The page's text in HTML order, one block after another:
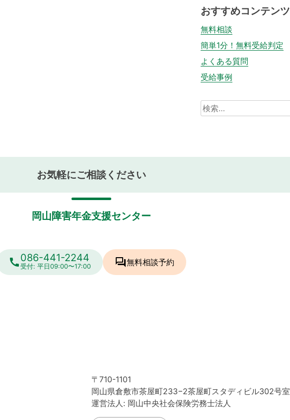
おすすめコンテンツ
無料相談
簡単1分！無料受給判定
よくある質問
受給事例
検
索:
お気軽にご相談ください
岡山障害年金支援センター
call086-441-2244
受付: 平日09:00〜17:00 forum無料相談予約
〒710-1101
岡山県倉敷市茶屋町233−2茶屋町スタディビル302号室
運営法人: 岡山中央社会保険労務士法人